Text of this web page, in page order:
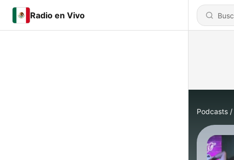
Radio en Vivo
Podcasts